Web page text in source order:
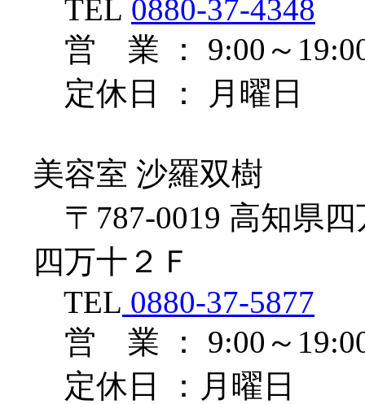
TEL 0880-37-4348
営 業 ： 9:00～
定休日 ： 月曜日
美容室 沙羅双樹
〒787-0019 高知県
四万十２Ｆ
TEL 0880-37-5877
営 業 ： 9:00～
定休日 ：月曜日